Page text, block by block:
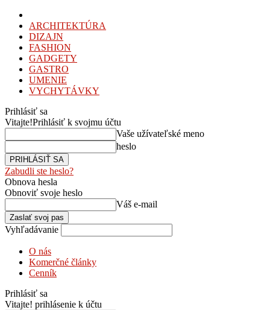
ARCHITEKTÚRA
DIZAJN
FASHION
GADGETY
GASTRO
UMENIE
VYCHYTÁVKY
Prihlásiť sa
Vitajte!Prihlásiť k svojmu účtu
Vaše užívateľské meno
heslo
Zabudli ste heslo?
Obnova hesla
Obnoviť svoje heslo
Váš e-mail
Vyhľadávanie
O nás
Komerčné články
Cenník
Prihlásiť sa
Vitajte! prihlásenie k účtu